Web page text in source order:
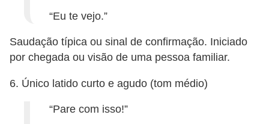
“Eu te vejo.”
Saudação típica ou sinal de confirmação. Iniciado
por chegada ou visão de uma pessoa familiar.
6. Único latido curto e agudo (tom médio)
“Pare com isso!”
r
o